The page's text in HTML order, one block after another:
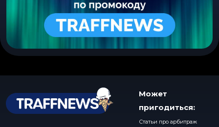
Может
пригодиться:
Статьи про арбитраж